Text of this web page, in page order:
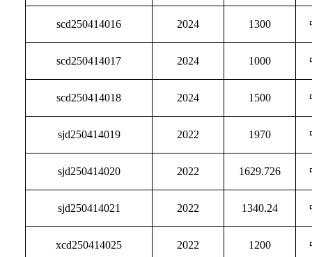
scd250414016 2024 1300
scd250414017 2024 1000
scd250414018 2024 1500
sjd250414019 2022 1970
sjd250414020 2022 1629.726
sjd250414021 2022 1340.24
xcd250414025 2022 1200